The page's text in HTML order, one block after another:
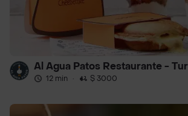
Al Agua Patos Restaurante -
12 min · $ 3000